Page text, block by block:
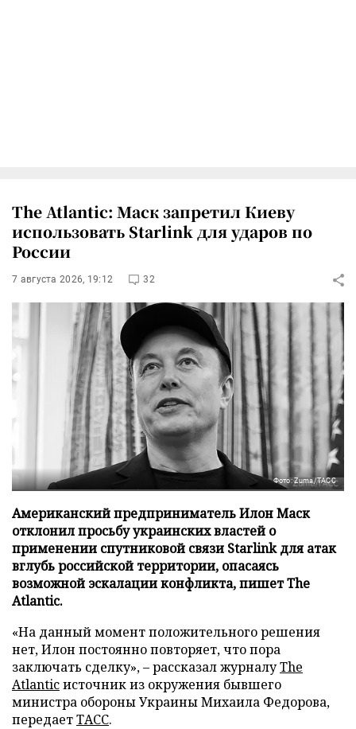
The Atlantic: Маск запретил Киеву
использовать Starlink для ударов по
России
7 августа 2026, 19:12 32
Фото: Zuma/ТАСС
Американский предприниматель Илон Маск
отклонил просьбу украинских властей о
применении спутниковой связи Starlink для атак
вглубь российской территории, опасаясь
возможной эскалации конфликта, пишет The
Atlantic.
«На данный момент положительного решения
нет, Илон постоянно повторяет, что пора
заключать сделку», – рассказал журналуThe
Atlanticисточник из окружения бывшего
министра обороны Украины Михаила Федорова,
передаетТАСС.